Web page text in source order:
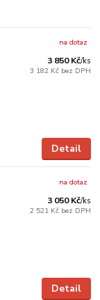
3 850 Kč/ks
3 182 Kč bez DPH
na dotaz
Detail
3 050 Kč/ks
2 521 Kč bez DPH
na dotaz
Detail